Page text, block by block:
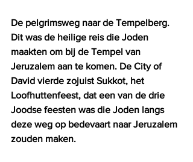
De pelgrimsweg naar de Tempelberg.
Dit was de heilige reis die Joden
maakten om bij de Tempel van
Jeruzalem aan te komen. De City of
David vierde zojuist Sukkot, het
Loofhuttenfeest, dat een van de drie
Joodse feesten was die Joden langs
deze weg op bedevaart naar Jeruzalem
zouden maken.